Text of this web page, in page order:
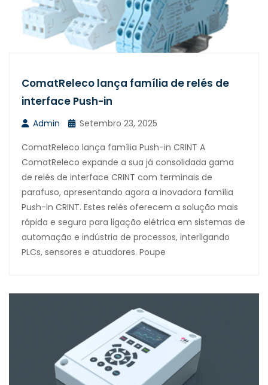
ComatReleco lança família de relés de
interface Push-in
Admin
Setembro 23, 2025
ComatReleco lança família Push-in CRINT A
ComatReleco expande a sua já consolidada gama
de relés de interface CRINT com terminais de
parafuso, apresentando agora a inovadora família
Push-in CRINT. Estes relés oferecem a solução mais
rápida e segura para ligação elétrica em sistemas de
automação e indústria de processos, interligando
PLCs, sensores e atuadores. Poupe